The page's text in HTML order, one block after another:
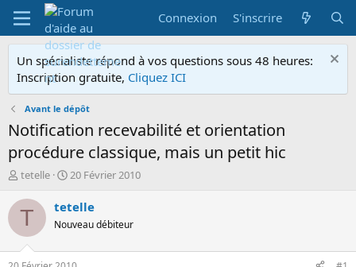
Connexion S'inscrire
Un spécialiste répond à vos questions sous 48 heures:
Inscription gratuite, Cliquez ICI
Avant le dépôt
Notification recevabilité et orientation
procédure classique, mais un petit hic
A
t
r
d
tetelle
D
t
d
d
20 Février 2010
T tetelle
Nouveau débiteur